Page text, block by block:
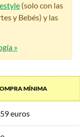
(solo con las
y Bebés) y las
»
MÍNIMA
euros